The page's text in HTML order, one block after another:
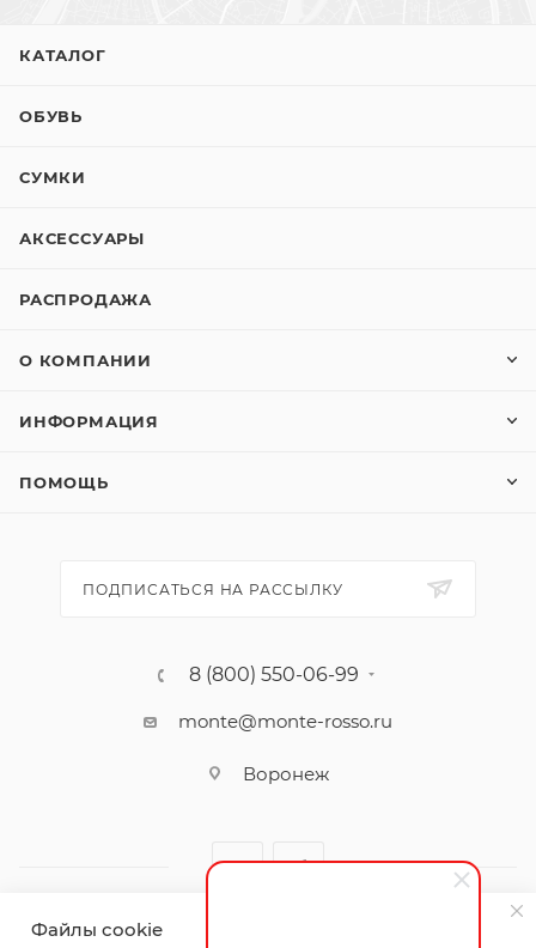
КАТАЛОГ
ОБУВЬ
СУМКИ
АКСЕССУАРЫ
РАСПРОДАЖА
О КОМПАНИИ
ИНФОРМАЦИЯ
ПОМОЩЬ
ПОДПИСАТЬСЯ НА РАССЫЛКУ
8 (800) 550-06-99
monte@monte-rosso.ru
Воронеж
Файлы cookie